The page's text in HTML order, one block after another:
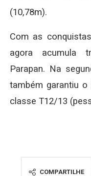
(10,78m).
Com as
agora acumula
Parapan. Na
também garantiu
classe T12/13
COMPARTILHE